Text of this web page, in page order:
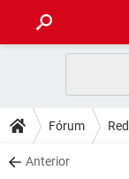
CELULAR
OUTLOOK
DICAS
JOGOS
DOWNLOADS
Fórum
Anterior